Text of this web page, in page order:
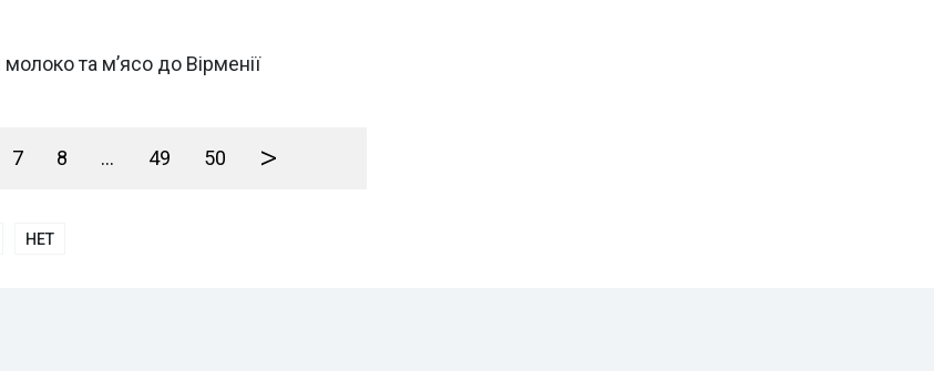
та м’ясо до Вірменії
7 8 ... 49 50 >
НЕТ